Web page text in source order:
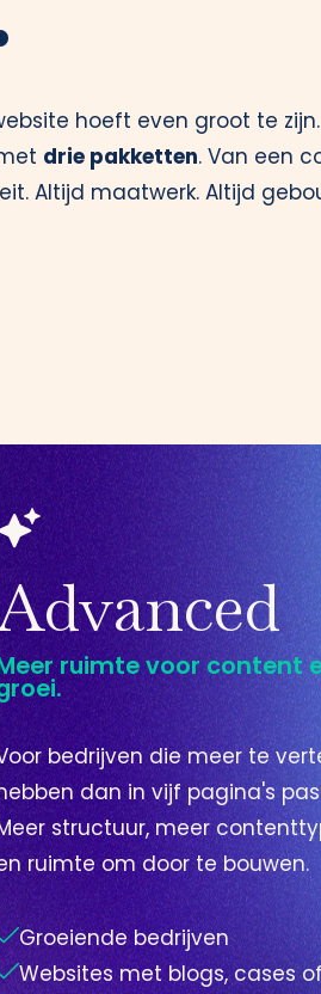
hoeft even groot te
drie pakketten. Van een
Altijd maatwerk. Altijd
ruimte voor content
bedrijven die meer te
dan in vijf pagina's
structuur, meer
ruimte om door te bouwen.
Groeiende bedrijven
Websites met blogs, cases